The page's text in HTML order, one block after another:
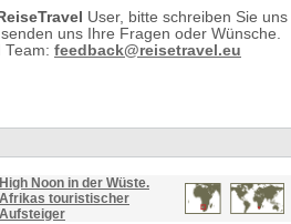
ReiseTravel User, bitte schreiben Sie uns
senden uns Ihre Fragen oder Wünsche.
Team: feedback@reisetravel.eu
High Noon in der Wüste.
Afrikas touristischer
Aufsteiger